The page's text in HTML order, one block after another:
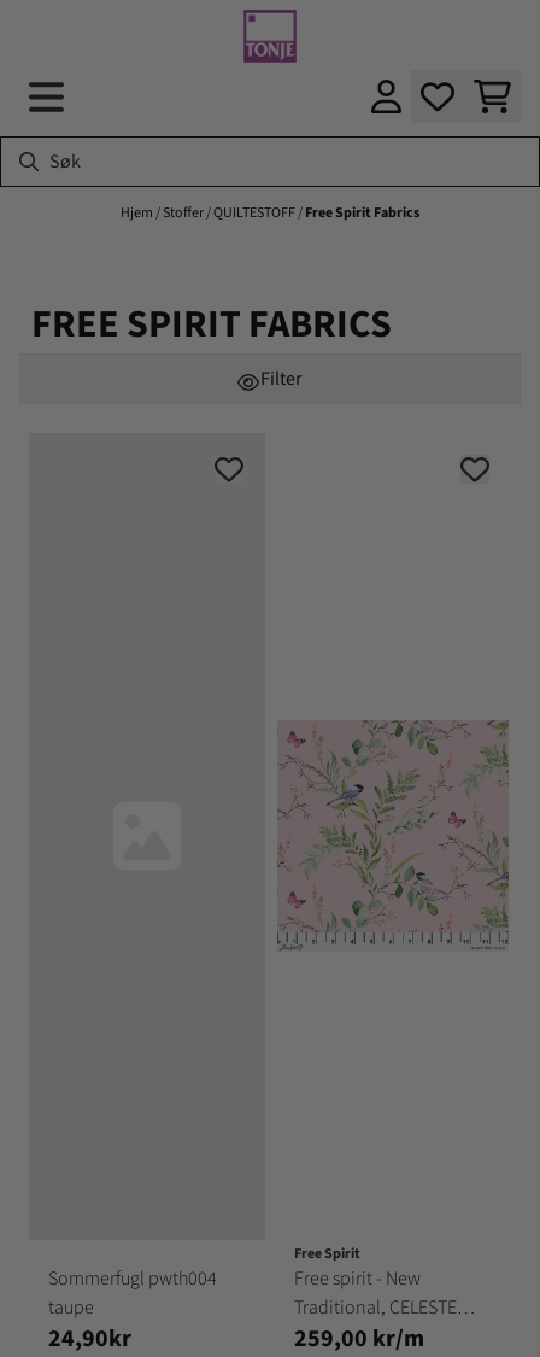
Hjem/Stoffer/QUILTESTOFF/Free Spirit Fabrics
FREE SPIRIT FABRICS
Filter
Sommerfugl pwth004
taupe
24,90kr
Free Spirit
Free spirit - New
Traditional, CELESTE
ROSE
259,00 kr/m